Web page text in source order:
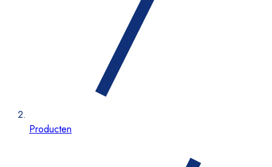
Producten